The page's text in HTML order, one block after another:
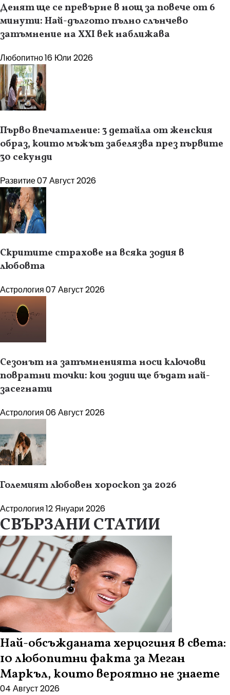
Денят ще се превърне в нощ за повече от 6
минути: Най-дългото пълно слънчево
затъмнение на XXI век наближава
Любопитно16 Юли 2026
Първо впечатление: 3 детайла от женския
образ, които мъжът забелязва през първите
30 секунди
Развитие07 Август 2026
Скритите страхове на всяка зодия в
любовта
Астрология07 Август 2026
Сезонът на затъмненията носи ключови
повратни точки: кои зодии ще бъдат най-
засегнати
Астрология06 Август 2026
Големият любовен хороскоп за 2026
Астрология12 Януари 2026
СВЪРЗАНИ СТАТИИ
Най-обсъжданата херцогиня в света:
10 любопитни факта за Меган
Маркъл, които вероятно не знаете
04 Август 2026